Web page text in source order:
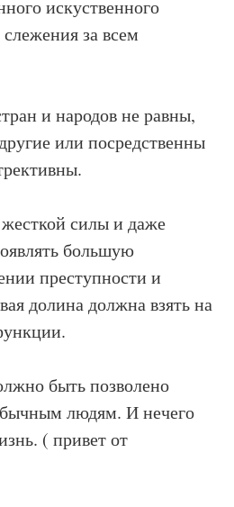
искуственного
за всем
и народов не равны,
или посредственны
силы и даже
большую
преступности и
долина должна взять на
быть позволено
людям. И нечего
( привет от